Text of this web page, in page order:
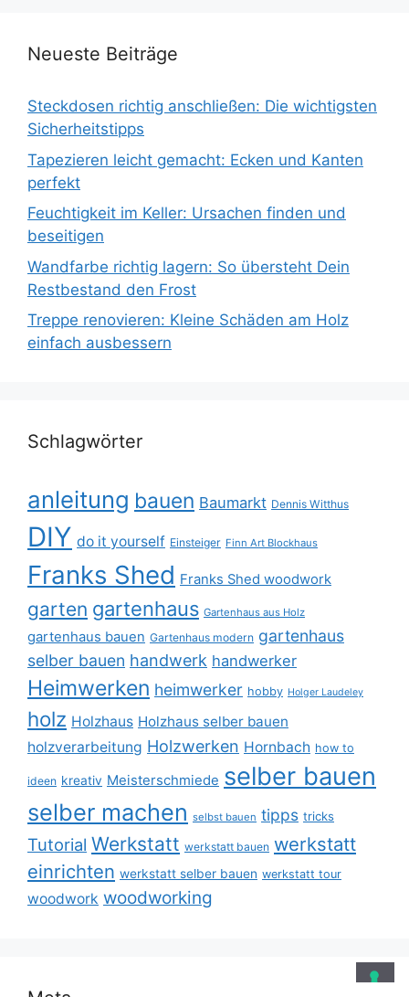
Neueste Beiträge
Steckdosen richtig anschließen: Die wichtigsten
Sicherheitstipps
Tapezieren leicht gemacht: Ecken und Kanten
perfekt
Feuchtigkeit im Keller: Ursachen finden und
beseitigen
Wandfarbe richtig lagern: So übersteht Dein
Restbestand den Frost
Treppe renovieren: Kleine Schäden am Holz
einfach ausbessern
Schlagwörter
anleitung bauen Baumarkt Dennis Witthus
DIY do it yourself Einsteiger Finn Art Blockhaus
Franks Shed Franks Shed woodwork
garten gartenhaus Gartenhaus aus Holz
gartenhaus bauen Gartenhaus modern gartenhaus
selber bauen handwerk handwerker
Heimwerken heimwerker hobby Holger Laudeley
holz Holzhaus Holzhaus selber bauen
holzverarbeitung Holzwerken Hornbach how to
ideen kreativ Meisterschmiede selber bauen
selber machen selbst bauen tipps tricks
Tutorial Werkstatt werkstatt bauen werkstatt
einrichten werkstatt selber bauen werkstatt tour
woodwork woodworking